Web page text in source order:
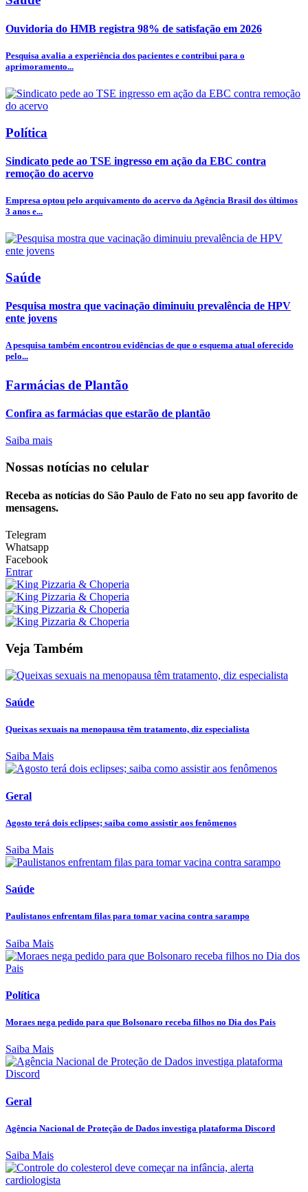
Ouvidoria do HMB registra 98% de satisfação em 2026
Pesquisa avalia a experiência dos pacientes e contribui para o
aprimoramento...
Política
Sindicato pede ao TSE ingresso em ação da EBC contra
remoção do acervo
Empresa optou pelo arquivamento do acervo da Agência Brasil dos últimos
3 anos e...
Saúde
Pesquisa mostra que vacinação diminuiu prevalência de HPV
ente jovens
A pesquisa também encontrou evidências de que o esquema atual oferecido
pelo...
Farmácias de Plantão
Confira as farmácias que estarão de plantão
Saiba mais
Nossas notícias no celular
Receba as notícias do São Paulo de Fato no seu app favorito de
mensagens.
Telegram
Whatsapp
Facebook
Entrar
Veja Também
Saúde
Queixas sexuais na menopausa têm tratamento, diz especialista
Saiba Mais
Geral
Agosto terá dois eclipses; saiba como assistir aos fenômenos
Saiba Mais
Saúde
Paulistanos enfrentam filas para tomar vacina contra sarampo
Saiba Mais
Política
Moraes nega pedido para que Bolsonaro receba filhos no Dia dos Pais
Saiba Mais
Geral
Agência Nacional de Proteção de Dados investiga plataforma Discord
Saiba Mais